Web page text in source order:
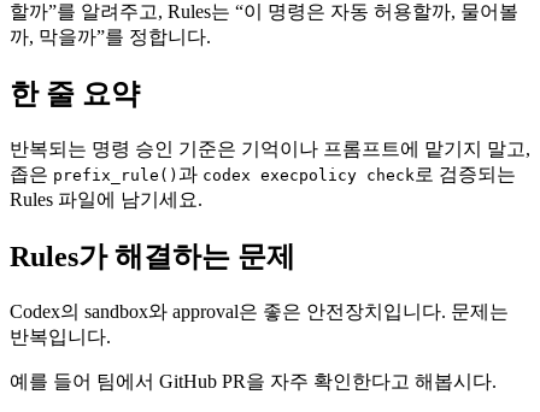
할까”를 알려주고, Rules는 “이 명령은 자동 허용할까, 물어볼
까, 막을까”를 정합니다.
한 줄 요약
반복되는 명령 승인 기준은 기억이나 프롬프트에 맡기지 말고,
좁은 prefix_rule() 과 codex execpolicy check로 검증되는
Rules 파일에 남기세요.
Rules가 해결하는 문제
Codex의 sandbox와 approval은 좋은 안전장치입니다. 문제는
반복입니다.
예를 들어 팀에서 GitHub PR을 자주 확인한다고 해봅시다.